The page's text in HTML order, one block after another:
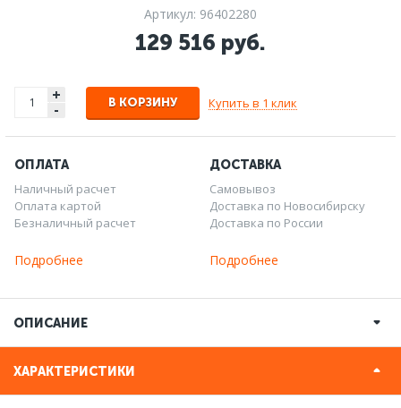
Артикул: 96402280
129 516 руб.
+
- В КОРЗИНУ Купить в 1 клик
ОПЛАТА
Наличный расчет
Оплата картой
Безналичный расчет
Подробнее
ДОСТАВКА
Самовывоз
Доставка по Новосибирску
Доставка по России
Подробнее
ОПИСАНИЕ
ХАРАКТЕРИСТИКИ